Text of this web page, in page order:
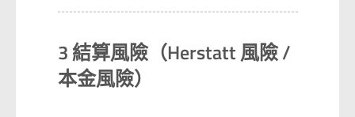
3 結算風險（Herstatt 風險 /
本金風險）